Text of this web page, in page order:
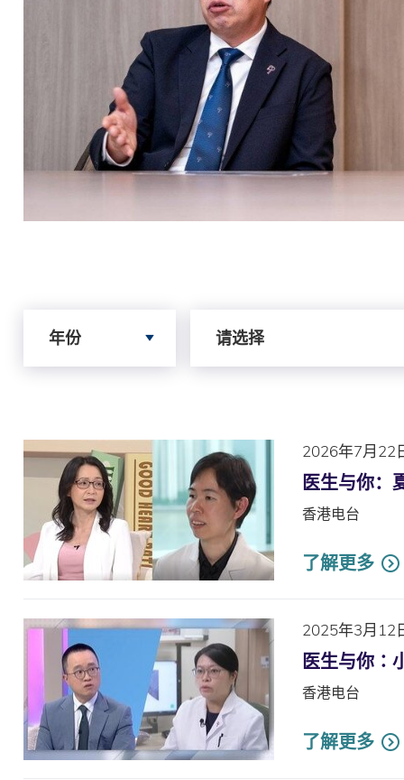
年份 请选择
2026年7月22
医生与你：
香港电台
了解更多
2025年3月12
医生与你∶
香港电台
了解更多